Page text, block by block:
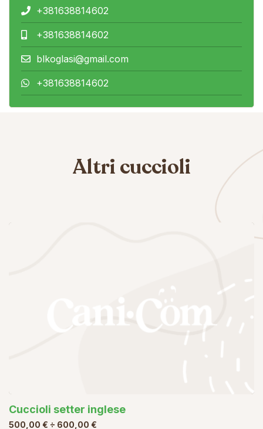
+381638814602
+381638814602
blkoglasi@gmail.com
+381638814602
Altri cuccioli
Cuccioli setter inglese
500,00 € ÷ 600,00 €